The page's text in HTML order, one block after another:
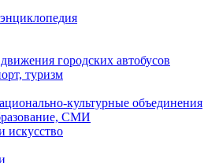
городских автобусов
туризм
культурные объединения
СМИ
искусство